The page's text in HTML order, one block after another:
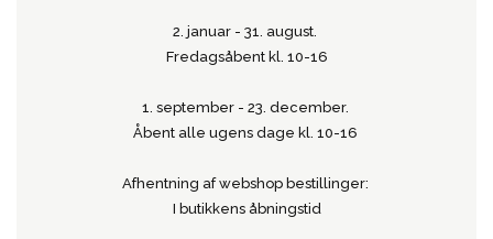
2. januar - 31. august.
Fredagsåbent kl. 10-16
1. september - 23. december.
Åbent alle ugens dage kl. 10-16
Afhentning af webshop bestillinger:
I butikkens åbningstid